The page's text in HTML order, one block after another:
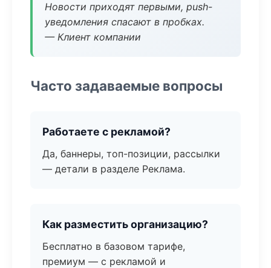
Новости приходят первыми, push-
уведомления спасают в пробках.
— Клиент компании
Часто задаваемые вопросы
Работаете с рекламой?
Да, баннеры, топ-позиции, рассылки
— детали в разделе Реклама.
Как разместить организацию?
Бесплатно в базовом тарифе,
премиум — с рекламой и